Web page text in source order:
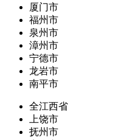
厦门市
福州市
泉州市
漳州市
宁德市
龙岩市
南平市
全江西省
上饶市
抚州市